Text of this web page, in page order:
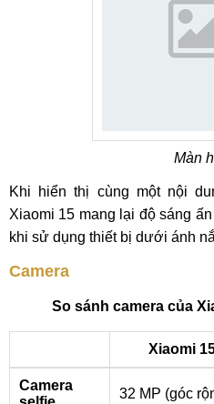
Màn
Khi hiển thị cùng một nội
Xiaomi 15 mang lại độ sáng
khi sử dụng thiết bị dưới ánh
Camera
So sánh camera của
Xiaomi
Camera
32 MP (góc